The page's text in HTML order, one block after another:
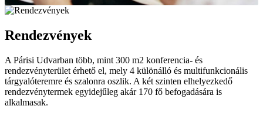
Rendezvények
A Párisi Udvarban több, mint 300 m2 konferencia- és
rendezvényterület érhető el, mely 4 különálló és multifunkcionális
tárgyalóteremre és szalonra oszlik. A két szinten elhelyezkedő
rendezvénytermek egyidejűleg akár 170 fő befogadására is
alkalmasak.